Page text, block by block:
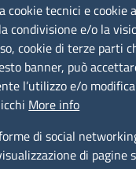
cookie tecnici e
condivisione e/o la
cookie di terze parti
banner, può
l’utilizzo e/o
More info
di social
di